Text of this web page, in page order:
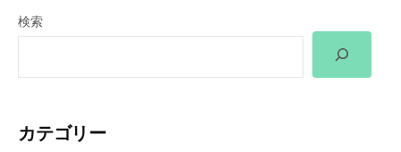
ー
シ
検索
カテゴリー